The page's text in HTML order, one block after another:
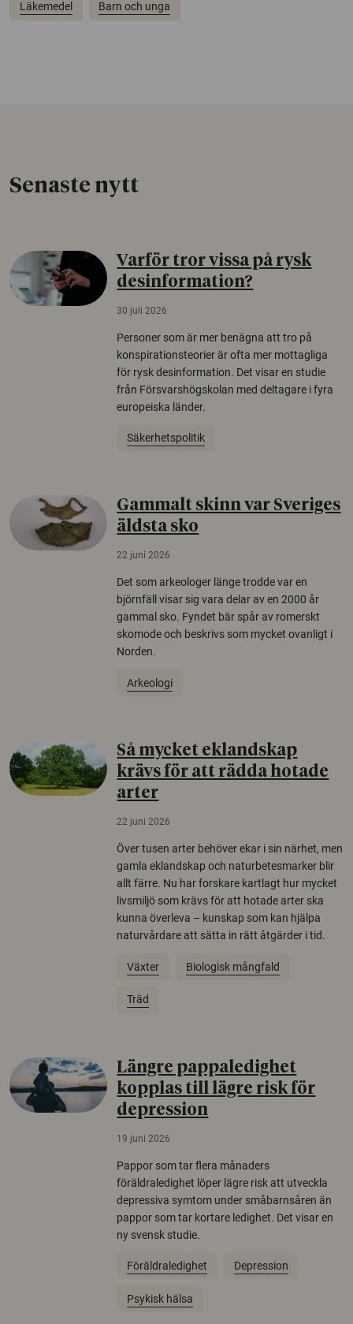
Läkemedel Barn och unga
Senaste nytt
Varför tror vissa på rysk
desinformation?
30 juli 2026
Personer som är mer benägna att tro på
konspirationsteorier är ofta mer mottagliga
för rysk desinformation. Det visar en studie
från Försvarshögskolan med deltagare i fyra
europeiska länder.
Säkerhetspolitik
Gammalt skinn var Sveriges
äldsta sko
22 juni 2026
Det som arkeologer länge trodde var en
björnfäll visar sig vara delar av en 2000 år
gammal sko. Fyndet bär spår av romerskt
skomode och beskrivs som mycket ovanligt i
Norden.
Arkeologi
Så mycket eklandskap
krävs för att rädda hotade
arter
22 juni 2026
Över tusen arter behöver ekar i sin närhet, men
gamla eklandskap och naturbetesmarker blir
allt färre. Nu har forskare kartlagt hur mycket
livsmiljö som krävs för att hotade arter ska
kunna överleva – kunskap som kan hjälpa
naturvårdare att sätta in rätt åtgärder i tid.
Växter Biologisk mångfald
Träd
Längre pappaledighet
kopplas till lägre risk för
depression
19 juni 2026
Pappor som tar flera månaders
föräldraledighet löper lägre risk att utveckla
depressiva symtom under småbarnsåren än
pappor som tar kortare ledighet. Det visar en
ny svensk studie.
Föräldraledighet Depression
Psykisk hälsa